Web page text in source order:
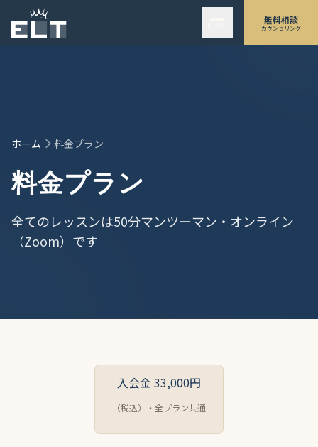
メインコンテンツにスキップ
無料相談
カウンセリング
ホーム 料金プラン
料金プラン
全てのレッスンは50分マンツーマン・オンライン
（Zoom）です
入会金 33,000円
（税込）・全プラン共通